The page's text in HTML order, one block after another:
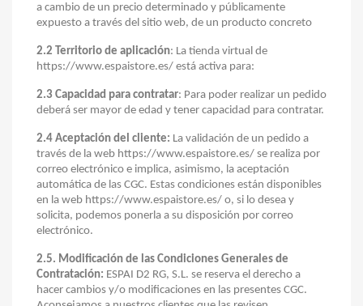
a cambio de un precio determinado y públicamente
expuesto a través del sitio web, de un producto concreto
2.2 Territorio de aplicación: La tienda virtual de
https://www.espaistore.es/ está activa para:
2.3 Capacidad para contratar: Para poder realizar un pedido
deberá ser mayor de edad y tener capacidad para contratar.
2.4 Aceptación del cliente: La validación de un pedido a
través de la web https://www.espaistore.es/ se realiza por
correo electrónico e implica, asimismo, la aceptación
automática de las CGC. Estas condiciones están disponibles
en la web https://www.espaistore.es/ o, si lo desea y
solicita, podemos ponerla a su disposición por correo
electrónico.
2.5. Modificación de las Condiciones Generales de
Contratación: ESPAI D2 RG, S.L. se reserva el derecho a
hacer cambios y/o modificaciones en las presentes CGC.